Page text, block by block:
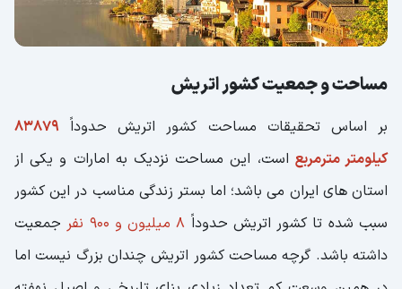
مساحت و جمعیت کشور اتریش
بر اساس تحقیقات مساحت کشور اتریش حدوداً 83879
کیلومتر مترمربع است، این مساحت نزدیک به امارات و یکی از
استان های ایران می باشد؛ اما بستر زندگی مناسب در این کشور
سبب شده تا کشور اتریش حدوداً 8 میلیون و 900 نفر
جمعیت
داشته باشد. گرچه مساحت کشور اتریش چندان بزرگ نیست اما